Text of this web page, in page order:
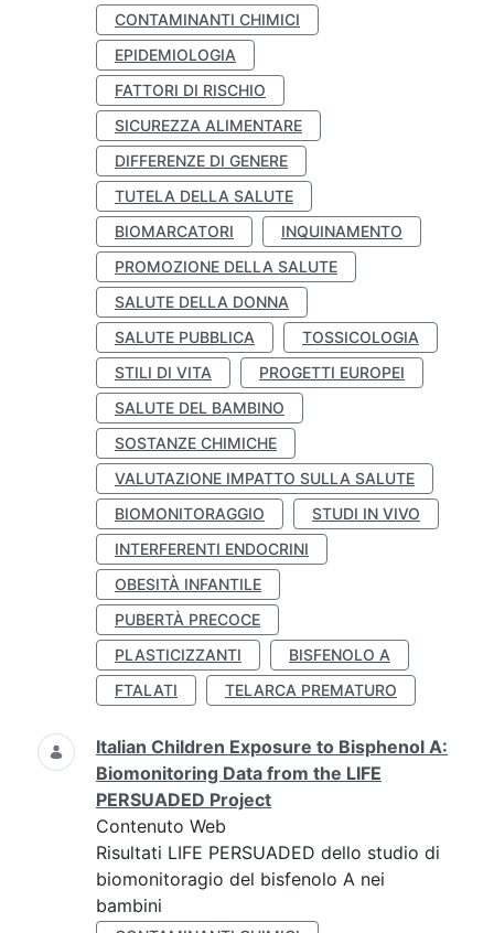
CONTAMINANTI CHIMICI
EPIDEMIOLOGIA
FATTORI DI RISCHIO
SICUREZZA ALIMENTARE
DIFFERENZE DI GENERE
TUTELA DELLA SALUTE
BIOMARCATORI
INQUINAMENTO
PROMOZIONE DELLA SALUTE
SALUTE DELLA DONNA
SALUTE PUBBLICA
TOSSICOLOGIA
STILI DI VITA
PROGETTI EUROPEI
SALUTE DEL BAMBINO
SOSTANZE CHIMICHE
VALUTAZIONE IMPATTO SULLA SALUTE
BIOMONITORAGGIO
STUDI IN VIVO
INTERFERENTI ENDOCRINI
OBESITÀ INFANTILE
PUBERTÀ PRECOCE
PLASTICIZZANTI
BISFENOLO A
FTALATI
TELARCA PREMATURO
Italian Children Exposure to Bisphenol A:
Biomonitoring Data from the LIFE
PERSUADED Project
Contenuto Web
Risultati LIFE PERSUADED dello studio di
biomonitoragio del bisfenolo A nei
bambini